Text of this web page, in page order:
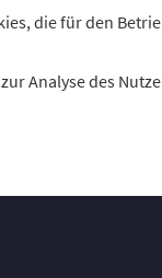
sozialen
schnell
der Praxis,
die für den
Analyse des